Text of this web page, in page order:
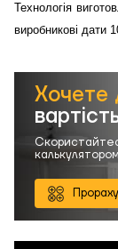
Технологія
виробникові дати
Хочете
калькулятором